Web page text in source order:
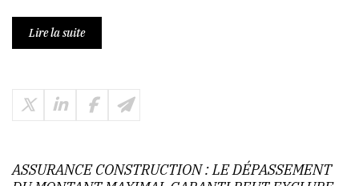
Lire la suite
ASSURANCE CONSTRUCTION : LE DÉPASSEMENT